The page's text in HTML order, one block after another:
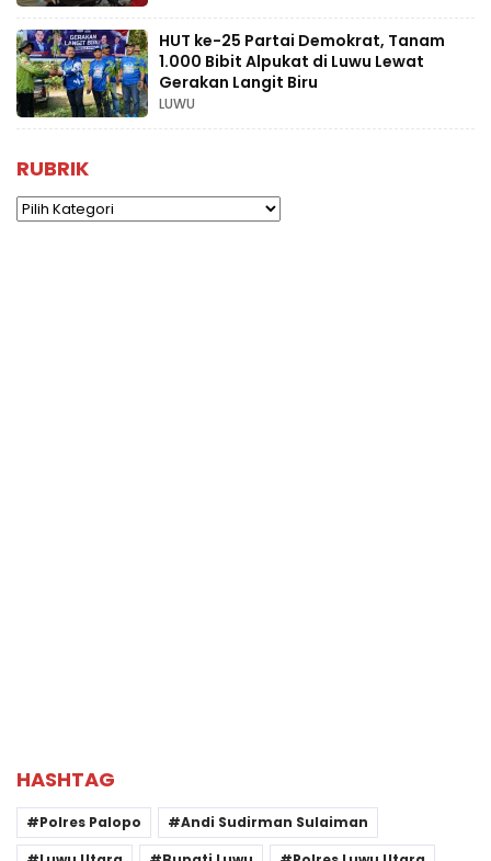
HUT ke-25 Partai Demokrat, Tanam
1.000 Bibit Alpukat di Luwu Lewat
Gerakan Langit Biru
LUWU
RUBRIK
Rubrik
HASHTAG
Polres Palopo
Andi Sudirman Sulaiman